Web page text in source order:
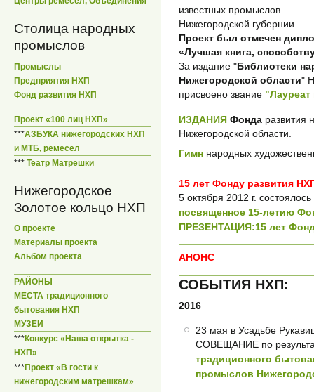
Столица народных
промыслов
Промыслы
Предприятия НХП
Фонд развития НХП
Проект «100 лиц НХП»
***АЗБУКА нижегородских НХП
и МТБ, ремесел
*** Театр Матрешки
Нижегородское
Золотое кольцо НХП
О проекте
Материалы проекта
Альбом проекта
РАЙОНЫ
МЕСТА традиционного
бытования НХП
МУЗЕИ
***Конкурс «Наша открытка -
НХП»
***Проект «В гости к
нижегородским матрешкам»
известных промыслов
Нижегородской губернии.
Проект был отмечен
«Лучшая книга,
За издание "Библиотеки
Нижегородской области"
присвоено звание
ИЗДАНИЯ Фонда развития
Нижегородской области.
Гимн народных
15 лет Фонду развития
5 октября 2012 г. состоялось
посвященное 15-летию
ПРЕЗЕНТАЦИЯ:15 лет
АНОНС
СОБЫТИЯ НХП:
2016
23 мая в Усадьбе
СОВЕЩАНИЕ по
традиционного
промыслов